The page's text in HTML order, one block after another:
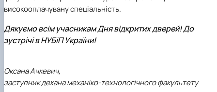
високооплачувану спеціальність.
Дякуємо всім учасникам Дня відкритих дверей! До
зустрічі в НУБіП України!
Оксана Ачкевич,
заступник декана механіко-технологічного факультету